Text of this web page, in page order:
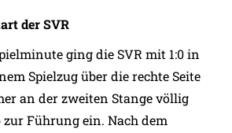
der SVR
ging die SVR mit 1:0 in
Spielzug über die rechte Seite
an der zweiten Stange völlig
Führung ein. Nach dem